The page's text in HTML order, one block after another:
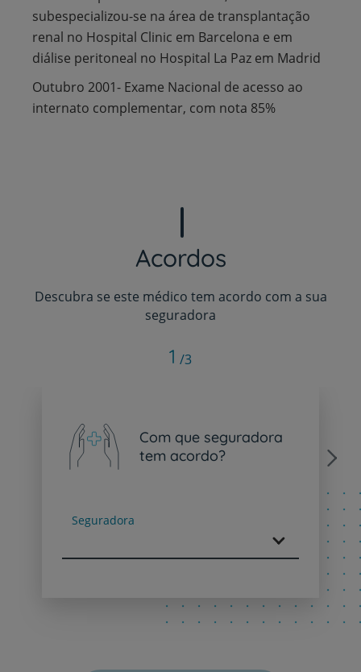
subespecializou-se na área de transplantação
renal no Hospital Clinic em Barcelona e em
diálise peritoneal no Hospital La Paz em Madrid
Outubro 2001- Exame Nacional de acesso ao
internato complementar, com nota 85%
Acordos
Descubra se este médico tem acordo com a sua
seguradora
Com que seguradora
tem acordo?
Seguradora
Next
1 /3